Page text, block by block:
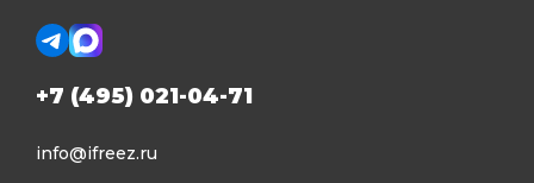
+7 (495) 021-04-71
info@ifreez.ru